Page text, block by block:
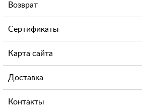
Возврат
Сертификаты
Карта сайта
Доставка
Контакты